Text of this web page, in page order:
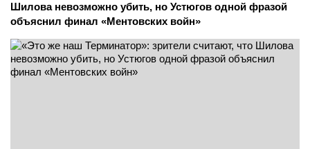
Шилова невозможно убить, но Устюгов одной фразой
объяснил финал «Ментовских войн»